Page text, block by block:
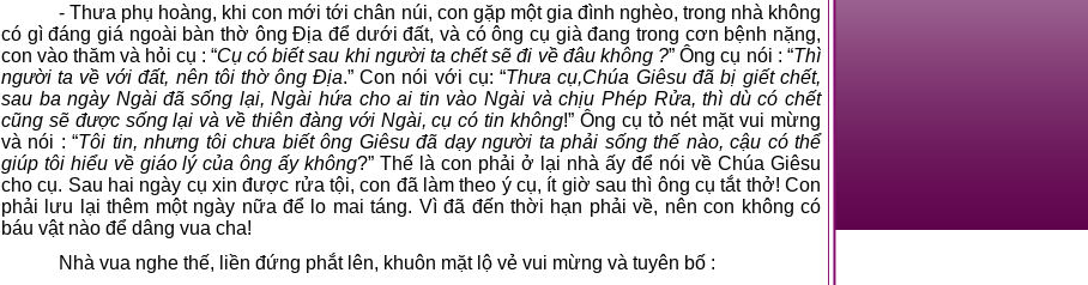
- Thưa phụ hoàng, khi con mới tới chân núi, con gặp một gia đình nghèo, trong nhà không
có gì đáng giá ngoài bàn thờ ông Địa để dưới đất, và có ông cụ già đang trong cơn bệnh nặng,
con vào thăm và hỏi cụ : “Cụ có biết sau khi người ta chết sẽ đi về đâu không ?” Ông cụ nói : “Thì
người ta về với đất, nên tôi thờ ông Địa.” Con nói với cụ: “Thưa cụ,Chúa Giêsu đã bị giết chết,
sau ba ngày Ngài đã sống lại, Ngài hứa cho ai tin vào Ngài và chịu Phép Rửa, thì dù có chết
cũng sẽ được sống lại và về thiên đàng với Ngài, cụ có tin không!” Ông cụ tỏ nét mặt vui mừng
và nói : “Tôi tin, nhưng tôi chưa biết ông Giêsu đã dạy người ta phải sống thế nào, cậu có thể
giúp tôi hiểu về giáo lý của ông ấy không?” Thế là con phải ở lại nhà ấy để nói về Chúa Giêsu
cho cụ. Sau hai ngày cụ xin được rửa tội, con đã làm theo ý cụ, ít giờ sau thì ông cụ tắt thở! Con
phải lưu lại thêm một ngày nữa để lo mai táng. Vì đã đến thời hạn phải về, nên con không có
báu vật nào để dâng vua cha!
Nhà vua nghe thế, liền đứng phắt lên, khuôn mặt lộ vẻ vui mừng và tuyên bố :